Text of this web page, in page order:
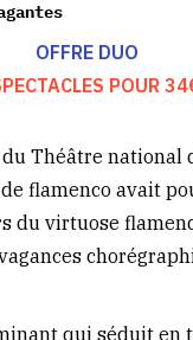
OFFRE DUO
POUR
Théâtre national
flamenco avait
du virtuose
qui séduit en